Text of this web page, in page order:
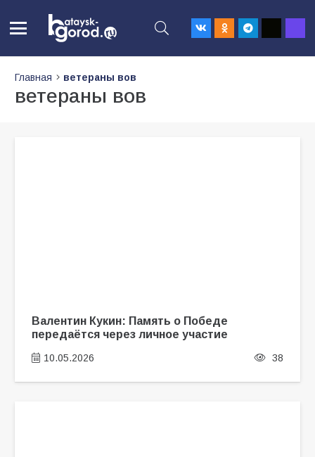
Главная ветераны вов
ветераны вов
Валентин Кукин: Память о Победе
передаётся через личное участие
10.05.2026 38